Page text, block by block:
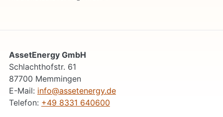
AssetEnergy GmbH
Schlachthofstr. 61
87700 Memmingen
E-Mail: info@assetenergy.de
Telefon: +49 8331 640600